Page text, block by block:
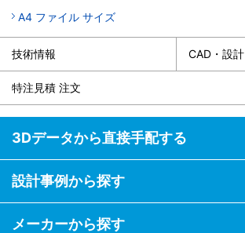
A4 ファイル サイズ
技術情報 CAD・設計
特注見積 注文
3Dデータから直接手配する
設計事例から探す
メーカーから探す